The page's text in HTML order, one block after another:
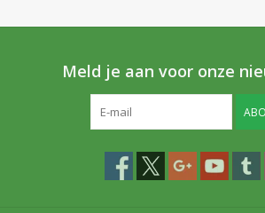
Meld je aan voor onze